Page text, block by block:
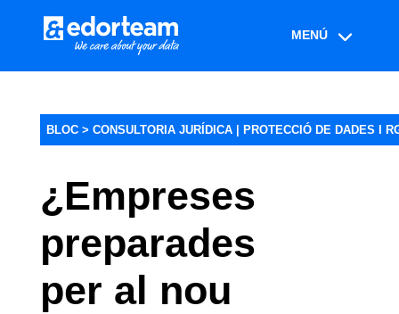
BLOC > CONSULTORIA JURÍDICA| PROTECCIÓ DE DADES I
¿Empreses
preparades
per al nou